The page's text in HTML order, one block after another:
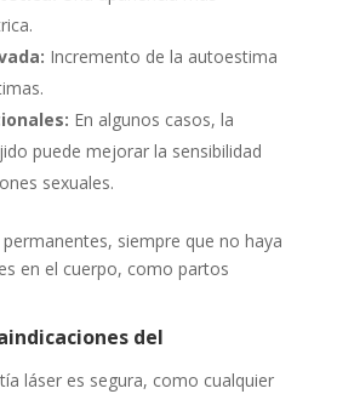
Incremento de la autoestima
En algunos casos, la
puede mejorar la sensibilidad
sexuales.
siempre que no haya
en el cuerpo, como partos
del
láser es segura, como cualquier